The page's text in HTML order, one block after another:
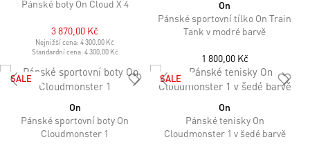
Pánské boty On Cloud X 4
3 870,00 Kč
Nejnižší cena:4 300,00 Kč
Standardní cena: 4 300,00 Kč
On
Pánské sportovní tílko On Train
Tank v modré barvě
1 800,00 Kč
SALE
On
Pánské sportovní boty On
Cloudmonster 1
SALE
On
Pánské tenisky On
Cloudmonster 1 v šedé barvě